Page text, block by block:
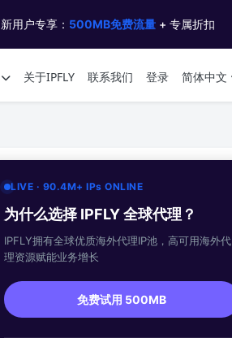
用户专享： 500MB免费流量 + 专属折扣
关于IPFLY 联系我们 登录 简体中文
LIVE · 90.4M+ IPs ONLINE
为什么选择 IPFLY 全球代理？
IPFLY拥有全球优质海外代理IP池，高可用海外代
理资源赋能业务增长
免费试用 500MB